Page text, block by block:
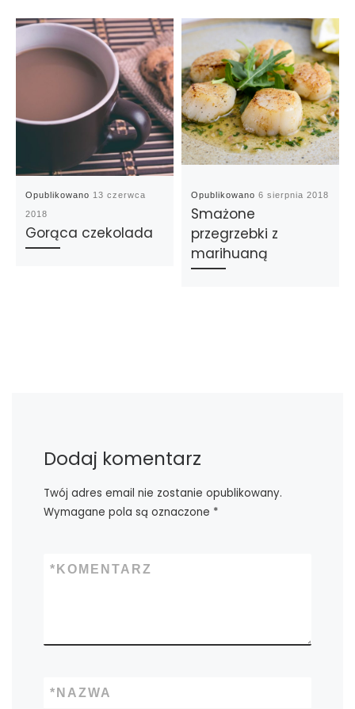
Opublikowano 13 czerwca
2018
Gorąca czekolada
Opublikowano6 sierpnia 2018
Smażone
przegrzebki z
marihuaną
Dodaj komentarz
Twój adres email nie zostanie opublikowany.
Wymagane pola są oznaczone *
KOMENTARZ
*
NAZWA
*